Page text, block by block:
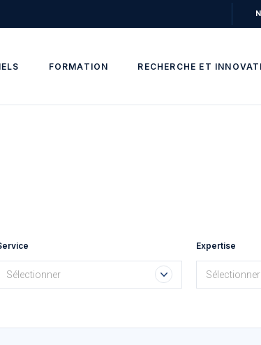
FORMATION RECHERCHE ET
Sélectionner
Expertise
Sélectionner